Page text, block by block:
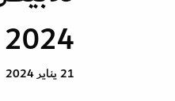
2024 .. إليك أبرز فساتين النجمات بهذين اللونين
21 يناير 2024